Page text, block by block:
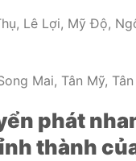
Lê Lợi, Mỹ Độ,
Mai, Tân Mỹ,
phát
thành